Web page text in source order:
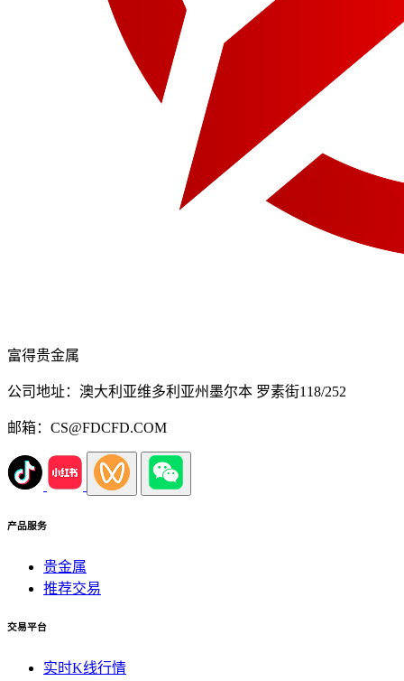
富得贵金属
公司地址：澳大利亚维多利亚州墨尔本 罗素街118/252
邮箱：CS@FDCFD.COM
产品服务
贵金属
推荐交易
交易平台
实时K线行情